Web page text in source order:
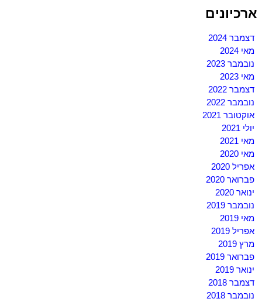
ארכיונים
דצמבר 2024
מאי 2024
נובמבר 2023
מאי 2023
דצמבר 2022
נובמבר 2022
אוקטובר 2021
יולי 2021
מאי 2021
מאי 2020
אפריל 2020
פברואר 2020
ינואר 2020
נובמבר 2019
מאי 2019
אפריל 2019
מרץ 2019
פברואר 2019
ינואר 2019
דצמבר 2018
נובמבר 2018